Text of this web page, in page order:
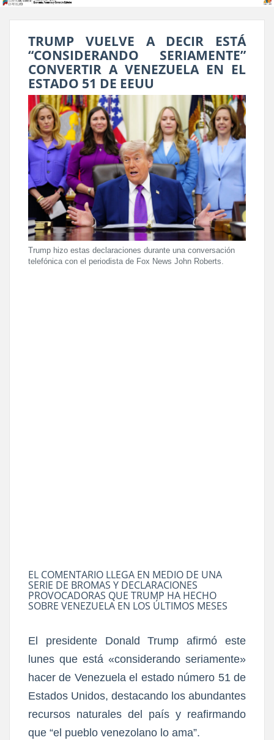
TRUMP VUELVE A DECIR ESTÁ
“CONSIDERANDO SERIAMENTE”
CONVERTIR A VENEZUELA EN EL
ESTADO 51 DE EEUU
Trump hizo estas declaraciones durante una conversación
telefónica con el periodista de Fox News John Roberts.
EL COMENTARIO LLEGA EN MEDIO DE UNA
SERIE DE BROMAS Y DECLARACIONES
PROVOCADORAS QUE TRUMP HA HECHO
SOBRE VENEZUELA EN LOS ÚLTIMOS MESES
El presidente Donald Trump afirmó este
lunes que está «considerando seriamente»
hacer de Venezuela el estado número 51 de
Estados Unidos, destacando los abundantes
recursos naturales del país y reafirmando
que “el pueblo venezolano lo ama”.